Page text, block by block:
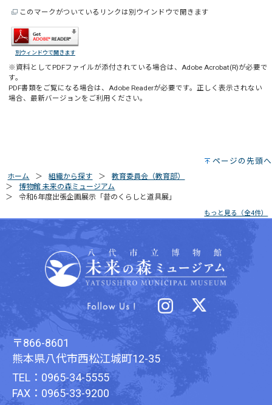
このマークがついているリンクは別ウインドウで開きます
別ウィンドウで開きます
※資料としてPDFファイルが添付されている場合は、 Adobe Acrobat(R)が必要で
す。
PDF書類をご覧になる場合は、 Adobe Readerが必要です。正しく表示されない
場合、最新バージョンをご利用ください。
ページの先頭へ
ホーム 組織から探す
教育委員会（教育部）
博物館 未来の森ミュージアム
令和6年度出張企画展示「昔のくらしと道具展」
もっと見る（全4件）
〒866-8601
熊本県八代市西松江城町12-35
TEL：0965-34-5555
FAX：0965-33-9200